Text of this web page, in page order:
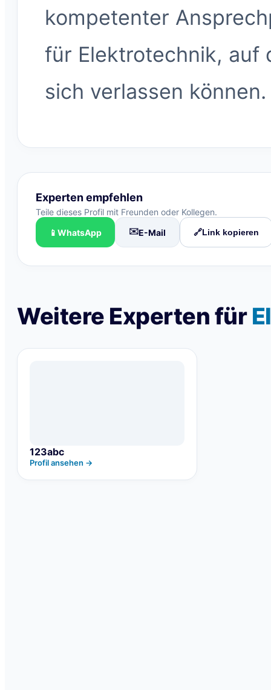
kompetenter
für Elektrotechnik, auf
sich verlassen können.
Experten empfehlen
Teile dieses Profil mit Freunden oder Kollegen.
📱 WhatsApp ✉️E-Mail 🔗Link kopieren
Weitere Experten für
123abc
Profil ansehen →